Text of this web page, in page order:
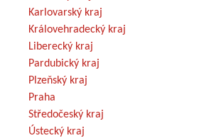
Karlovarský kraj
Královehradecký kraj
Liberecký kraj
Pardubický kraj
Plzeňský kraj
Praha
Středočeský kraj
Ústecký kraj